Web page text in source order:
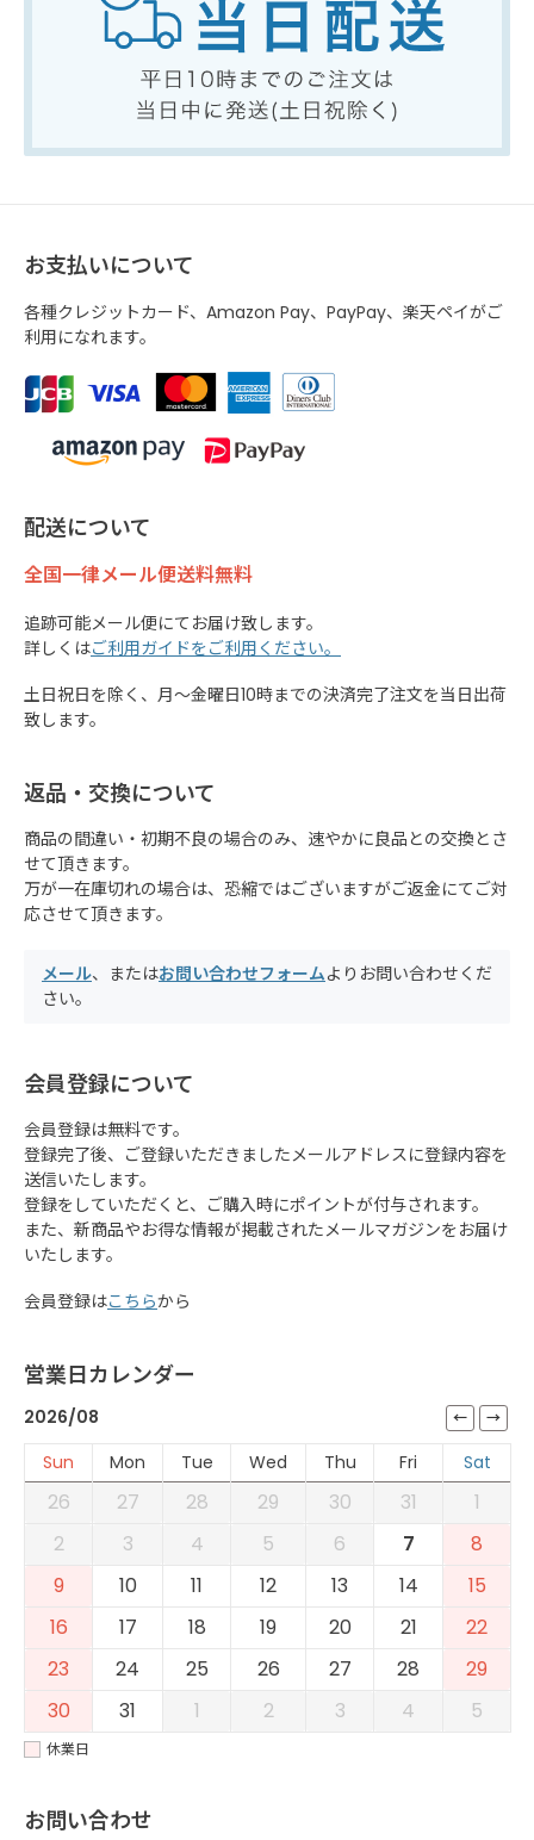
お支払いについて
各種クレジットカード、Amazon Pay、PayPay、楽天ペイがご
利用になれます。
配送について
全国一律メール便送料無料
追跡可能メール便にてお届け致します。
詳しくはご利用ガイドをご利用ください。
土日祝日を除く、月～金曜日10時までの決済完了注文を当日出荷
致します。
返品・交換について
商品の間違い・初期不良の場合のみ、速やかに良品との交換とさ
せて頂きます。
万が一在庫切れの場合は、恐縮ではございますがご返金にてご対
応させて頂きます。
メール、またはお問い合わせフォームよりお問い合わせくだ
さい。
会員登録について
会員登録は無料です。
登録完了後、ご登録いただきましたメールアドレスに登録内容を
送信いたします。
登録をしていただくと、ご購入時にポイントが付与されます。
また、新商品やお得な情報が掲載されたメールマガジンをお届け
いたします。
会員登録はこちらから
営業日カレンダー
2026/08
Sun
Mon Tue Wed Thu Fri Sat
26 27 28 29 30 31
1
2
3 4 5 6 7
8
9
10 11 12 13 14
15
16
17 18 19 20 21
22
23
24 25 26 27 28
29
30
31 1 2 3 4 5
休業日
お問い合わせ